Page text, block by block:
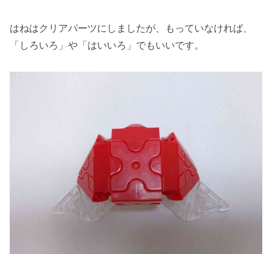
はねはクリアパーツにしましたが、もっていなければ、
「しろいろ」や「はいいろ」でもいいです。